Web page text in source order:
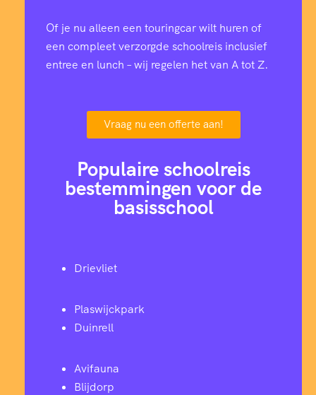
Of je nu alleen een touringcar wilt huren of
een compleet verzorgde schoolreis inclusief
entree en lunch – wij regelen het van A tot Z.
Vraag nu een offerte aan!
Populaire schoolreis
bestemmingen voor de
basisschool
Drievliet
Plaswijckpark
Duinrell
Avifauna
Blijdorp